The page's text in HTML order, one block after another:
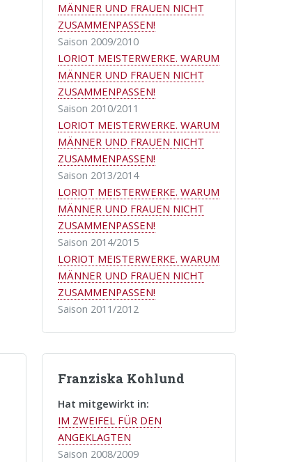
MÄNNER UND FRAUEN NICHT
ZUSAMMENPASSEN!
Saison 2009/2010
LORIOT MEISTERWERKE. WARUM
MÄNNER UND FRAUEN NICHT
ZUSAMMENPASSEN!
Saison 2010/2011
LORIOT MEISTERWERKE. WARUM
MÄNNER UND FRAUEN NICHT
ZUSAMMENPASSEN!
Saison 2013/2014
LORIOT MEISTERWERKE. WARUM
MÄNNER UND FRAUEN NICHT
ZUSAMMENPASSEN!
Saison 2014/2015
LORIOT MEISTERWERKE. WARUM
MÄNNER UND FRAUEN NICHT
ZUSAMMENPASSEN!
Saison 2011/2012
Franziska Kohlund
Hat mitgewirkt in:
IM ZWEIFEL FÜR DEN
ANGEKLAGTEN
Saison 2008/2009